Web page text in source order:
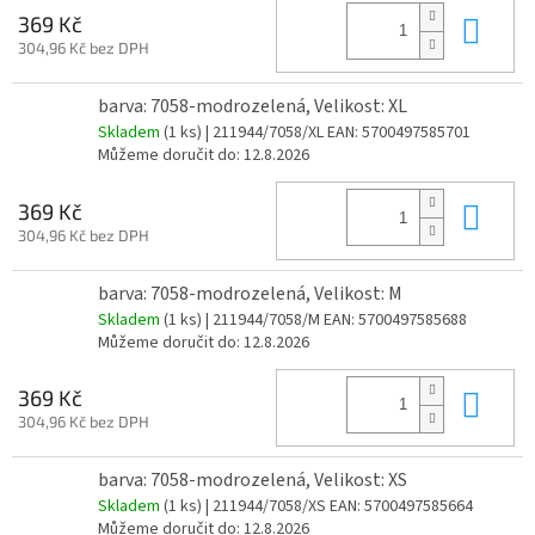
369 Kč
304,96 Kč bez DPH
barva: 7058-modrozelená, Velikost: XL
Skladem (1 ks) | 211944/7058/XLEAN: 5700497585701
Můžeme doručit do: 12.8.2026
369 Kč
304,96 Kč bez DPH
barva: 7058-modrozelená, Velikost: M
Skladem (1 ks) | 211944/7058/M EAN: 5700497585688
Můžeme doručit do: 12.8.2026
369 Kč
304,96 Kč bez DPH
barva: 7058-modrozelená, Velikost: XS
Skladem (1 ks) | 211944/7058/XS EAN: 5700497585664
Můžeme doručit do: 12.8.2026